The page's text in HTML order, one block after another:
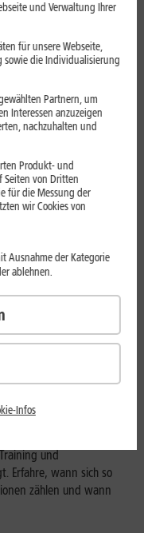
und Trainingsablauf
GPS,
Für wen
Modelle?
und
Erfahre, wann sich so
zählen und wann
und Verwaltung Ihrer
für unsere Webseite,
sowie die Individualisierung
Partnern, um
Interessen anzuzeigen
nachzuhalten und
Produkt- und
Seiten von Dritten
für die Messung der
wir Cookies von
Ausnahme der Kategorie
ablehnen.
Infos